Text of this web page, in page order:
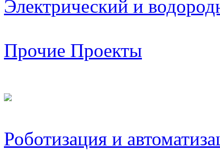
Электрический и
Прочие Проекты
Роботизация и